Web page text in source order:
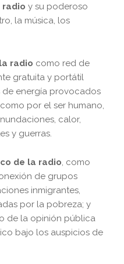
radio y su poderoso
la música, los
radio como red de
gratuita y portátil
de energía provocados
por el ser humano,
calor,
y guerras.
de la radio , como
de grupos
inmigrantes,
por la pobreza; y
de la opinión pública
bajo los auspicios de